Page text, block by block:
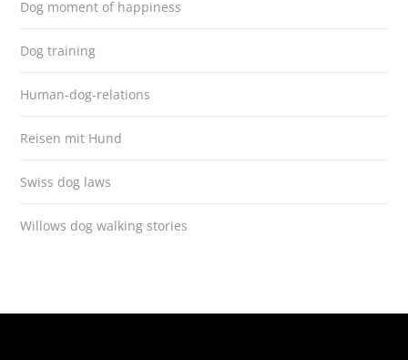
Dog moment of happiness
Dog training
Human-dog-relations
Reisen mit Hund
Swiss dog laws
Willows dog walking stories